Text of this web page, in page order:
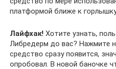
платформой ближе к
Лайфхак! Хотите узнать,
Либредерм до вас? Нажмите
средство сразу появится,
опробовал. В новой баночке